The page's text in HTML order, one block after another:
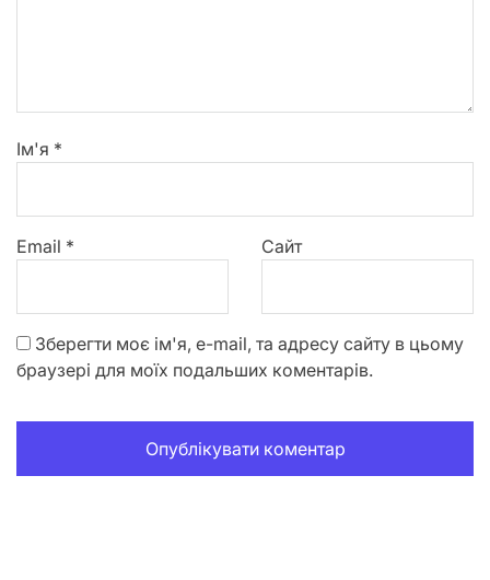
Ім'я *
Email * Сайт
Зберегти моє ім'я, e-mail, та адресу сайту в цьому
браузері для моїх подальших коментарів.